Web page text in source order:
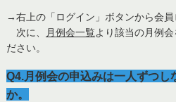
→右上の「ログイン」ボタンから会員
次に、
月例会一覧より該当の月例
ださい。
Q4.月例会の申込みは一人ずつし
か。